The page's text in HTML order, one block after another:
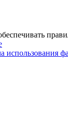
использования